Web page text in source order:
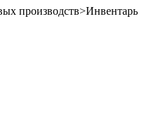
производств>Инвентарь